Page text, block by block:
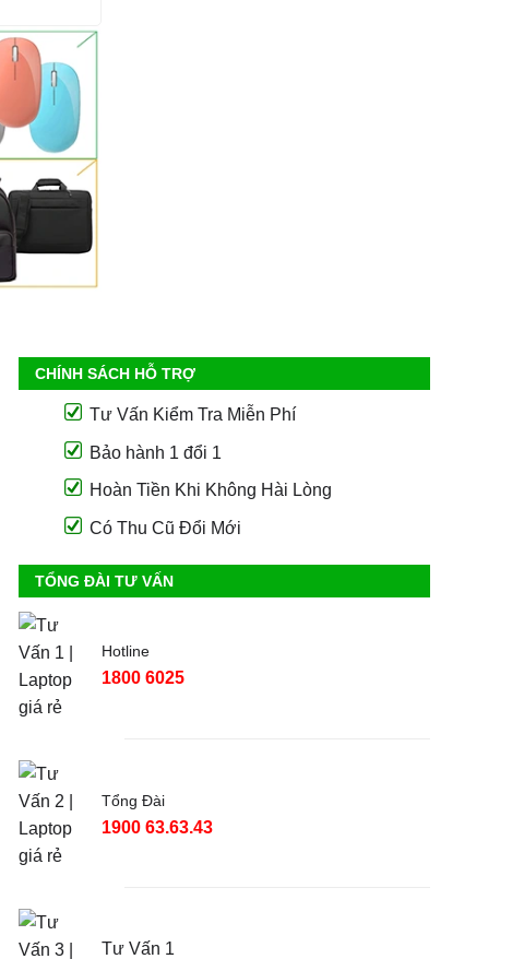
CHÍNH SÁCH HỖ TRỢ
Tư Vấn Kiểm Tra Miễn Phí
Bảo hành 1 đổi 1
Hoàn Tiền Khi Không Hài Lòng
Có Thu Cũ Đổi Mới
TỔNG ĐÀI TƯ VẤN
Hotline
1800 6025
Tổng Đài
1900 63.63.43
Tư Vấn 1